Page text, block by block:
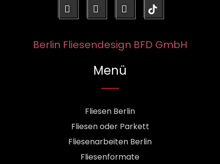
facebookpinterestinstagram
Berlin Fliesendesign BFD GmbH
Menü
Fliesen Berlin
Fliesen oder Parkett
Fliesenarbeiten Berlin
Fliesenformate